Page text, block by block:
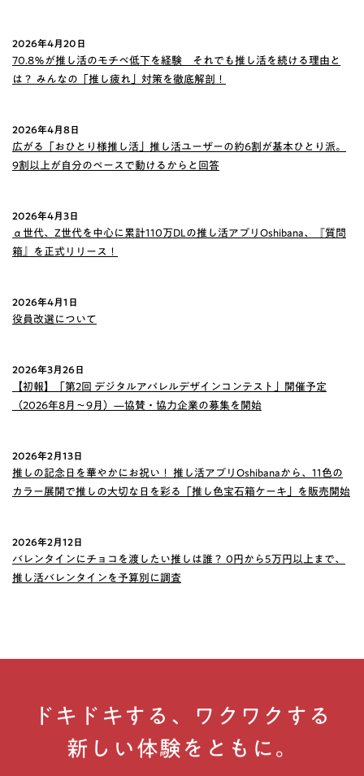
2026年4月20日
70.8％が推し活のモチベ低下を経験 それでも推し活を続ける理由と
は？ みんなの「推し疲れ」対策を徹底解剖！
2026年4月8日
広がる「おひとり様推し活」推し活ユーザーの約6割が基本ひとり派。
9割以上が自分のペースで動けるからと回答
2026年4月3日
α世代、Z世代を中心に累計110万DLの推し活アプリOshibana、『質問
箱』を正式リリース！
2026年4月1日
役員改選について
2026年3月26日
【初報】「第2回 デジタルアパレルデザインコンテスト」開催予定
（2026年8月〜9月）—協賛・協力企業の募集を開始
2026年2月13日
推しの記念日を華やかにお祝い！ 推し活アプリOshibanaから、11色の
カラー展開で推しの大切な日を彩る「推し色宝石箱ケーキ」を販売開始
2026年2月12日
バレンタインにチョコを渡したい推しは誰？ 0円から5万円以上まで、
推し活バレンタインを予算別に調査
ドキドキする、ワクワクする
新しい体験をともに。